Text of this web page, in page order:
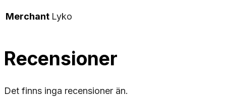
Merchant Lyko
Recensioner
Det finns inga recensioner än.